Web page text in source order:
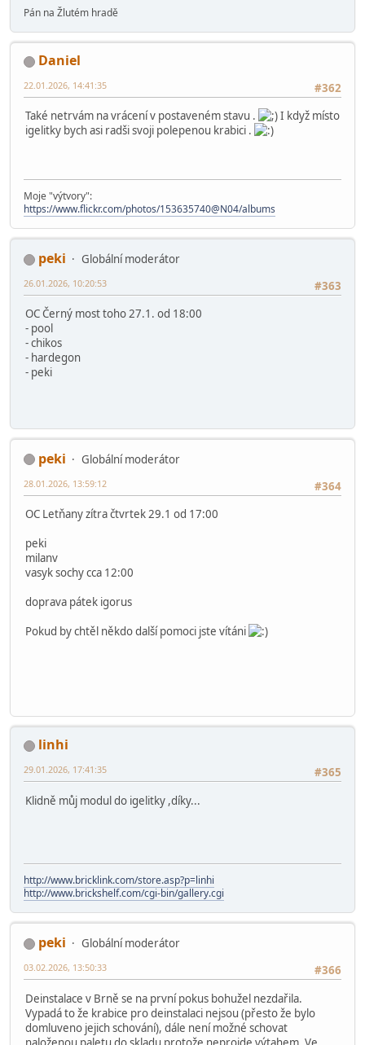
Pán na Žlutém hradě
Daniel
#362
22.01.2026, 14:41:35
Také netrvám na vrácení v postaveném stavu .
I když místo
igelitky bych asi radši svoji polepenou krabici .
Moje "výtvory":
https://www.flickr.com/photos/153635740@N04/albums
peki
Globální moderátor
#363
26.01.2026, 10:20:53
OC Černý most toho 27.1. od 18:00
- pool
- chikos
- hardegon
- peki
peki
Globální moderátor
#364
28.01.2026, 13:59:12
OC Letňany zítra čtvrtek 29.1 od 17:00
peki
milanv
vasyk sochy cca 12:00
doprava pátek igorus
Pokud by chtěl někdo další pomoci jste vítáni
linhi
#365
29.01.2026, 17:41:35
Klidně můj modul do igelitky ,díky...
http://www.bricklink.com/store.asp?p=linhi
http://www.brickshelf.com/cgi-bin/gallery.cgi
peki
Globální moderátor
#366
03.02.2026, 13:50:33
Deinstalace v Brně se na první pokus bohužel nezdařila.
Vypadá to že krabice pro deinstalaci nejsou (přesto že bylo
domluveno jejich schování), dále není možné schovat